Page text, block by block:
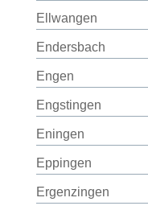
Ellwangen
Endersbach
Engen
Engstingen
Eningen
Eppingen
Ergenzingen